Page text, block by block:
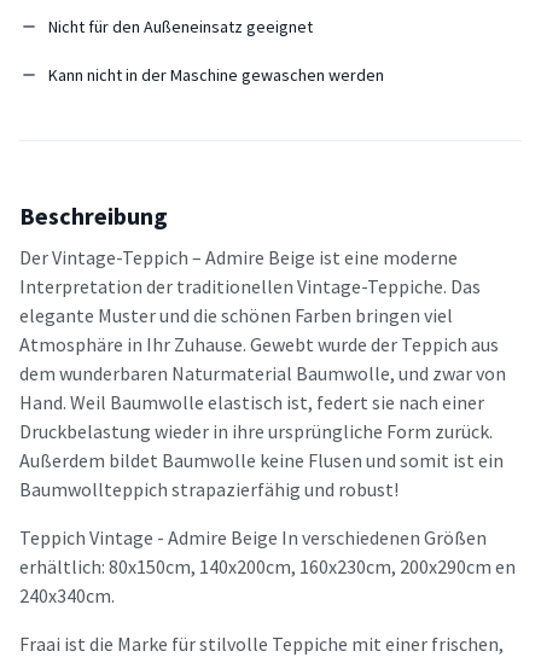
Nicht für den Außeneinsatz geeignet
Kann nicht in der Maschine gewaschen werden
Beschreibung
Der Vintage-Teppich – Admire Beige ist eine moderne
Interpretation der traditionellen Vintage-Teppiche. Das
elegante Muster und die schönen Farben bringen viel
Atmosphäre in Ihr Zuhause. Gewebt wurde der Teppich aus
dem wunderbaren Naturmaterial Baumwolle, und zwar von
Hand. Weil Baumwolle elastisch ist, federt sie nach einer
Druckbelastung wieder in ihre ursprüngliche Form zurück.
Außerdem bildet Baumwolle keine Flusen und somit ist ein
Baumwollteppich strapazierfähig und robust!
Teppich Vintage - Admire Beige In verschiedenen Größen
erhältlich: 80x150cm, 140x200cm, 160x230cm, 200x290cm en
240x340cm.
Fraai ist die Marke für stilvolle Teppiche mit einer frischen,